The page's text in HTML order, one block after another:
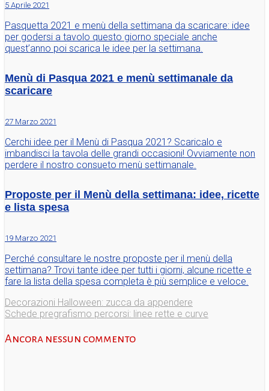
5 Aprile 2021
Pasquetta 2021 e menù della settimana da scaricare: idee
per godersi a tavolo questo giorno speciale anche
quest’anno poi scarica le idee per la settimana.
Menù di Pasqua 2021 e menù settimanale da
scaricare
27 Marzo 2021
Cerchi idee per il Menù di Pasqua 2021? Scaricalo e
imbandisci la tavola delle grandi occasioni! Ovviamente non
perdere il nostro consueto menù settimanale.
Proposte per il Menù della settimana: idee, ricette
e lista spesa
19 Marzo 2021
Perché consultare le nostre proposte per il menù della
settimana? Trovi tante idee per tutti i giorni, alcune ricette e
fare la lista della spesa completa è più semplice e veloce.
Decorazioni Halloween: zucca da appendere
Schede pregrafismo percorsi: linee rette e curve
Ancora nessun commento